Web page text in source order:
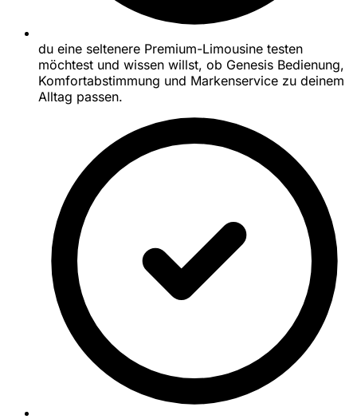
du eine seltenere Premium-Limousine testen
möchtest und wissen willst, ob Genesis Bedienung,
Komfortabstimmung und Markenservice zu deinem
Alltag passen.